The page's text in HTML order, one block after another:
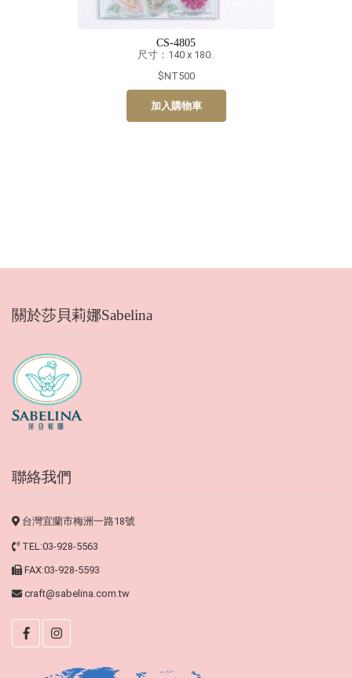
CS-4805
尺寸：140 x 180..
$NT500
加入購物車
關於莎貝莉娜Sabelina
聯絡我們
台灣宜蘭市梅洲一路18號
TEL:03-928-5563
FAX:03-928-5593
craft@sabelina.com.tw